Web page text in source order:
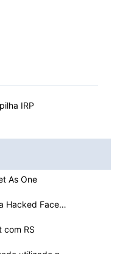
IRP
As One
Seis Passos para recuperar uma conta Hacked Facebook
com RS